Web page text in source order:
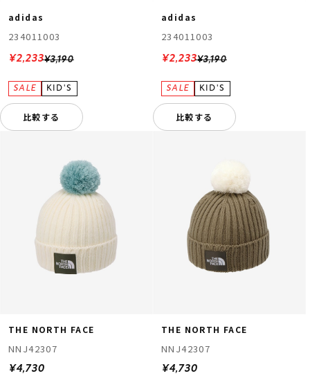
adidas
234011003
¥3,190
¥2,233
比較する
adidas
234011003
¥3,190
¥2,233
比較する
THE NORTH FACE
NNJ42307
¥4,730
THE NORTH FACE
NNJ42307
¥4,730